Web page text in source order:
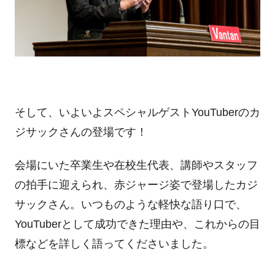
そして、いよいよスペシャルゲストYouTuberのカ
ジサックさんの登場です！
会場にいた卒業生や在校生代表、講師やスタッフ
の拍手に迎えられ、赤ジャージ姿で登場したカジ
サックさん。いつものような軽快な語り口で、
YouTuberとして成功できた理由や、これからの目
標などを詳しく語ってくださいました。